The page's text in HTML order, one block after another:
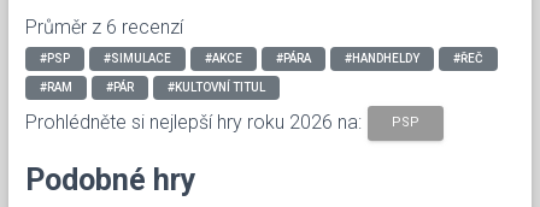
Průměr z 6 recenzí
#PSP #SIMULACE #AKCE #PÁRA #HANDHELDY #ŘEČ
#RAM #PÁR #KULTOVNÍ TITUL
Prohlédněte si nejlepší hry roku 2026 na: PSP
Podobné hry